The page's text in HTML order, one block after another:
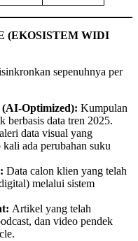
(EKOSISTEM WIDI
sepenuhnya per
Optimized): Kumpulan
berbasis data tren 2025.
data visual yang
ada perubahan suku
Data calon klien yang telah
melalui sistem
Artikel yang telah
dan video pendek